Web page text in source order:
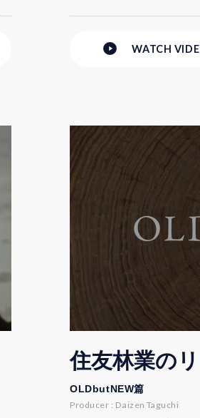
WATCH
住友林業の
OLDbutNEW篇
Producer : Daizen Taguchi